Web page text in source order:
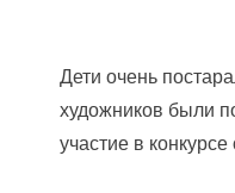
Дети очень
художников были
участие в